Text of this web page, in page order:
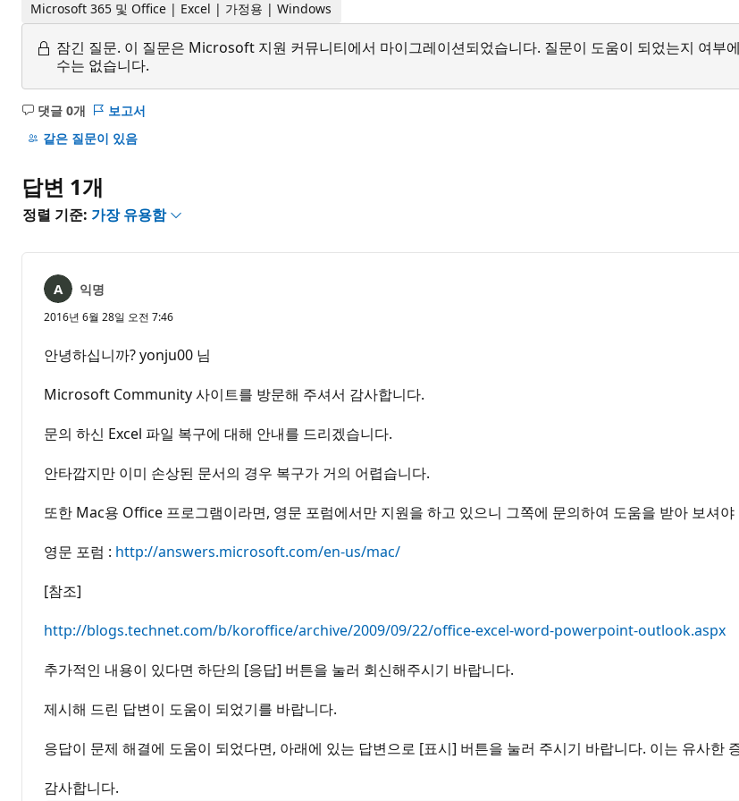
Microsoft 365 및 Office | Excel | 가정용 | Windows
잠긴 질문. 이 질문은 Microsoft 지원 커뮤니티에서 마이그레이션되었습니다. 질문이 도움이 되었는지 여부
수는 없습니다.
댓글 0개
설
명
음
보고서
같은 질문이 있음
답변 1개
정렬 기준: 가장 유용함
익명
2016년 6월 28일 오전 7:46
안녕하십니까? yonju00 님
Microsoft Community 사이트를 방문해 주셔서 감사합니다.
문의 하신 Excel 파일 복구에 대해 안내를 드리겠습니다.
안타깝지만 이미 손상된 문서의 경우 복구가 거의 어렵습니다.
또한 Mac용 Office 프로그램이라면, 영문 포럼에서만 지원을 하고 있으니 그쪽에 문의하여 도움을 받아 보셔야
영문 포럼 : http://answers.microsoft.com/en-us/mac/
[참조]
http://blogs.technet.com/b/koroffice/archive/2009/09/22/office-excel-word-powerpoint-outlook.aspx
추가적인 내용이 있다면 하단의 [응답] 버튼을 눌러 회신해주시기 바랍니다.
제시해 드린 답변이 도움이 되었기를 바랍니다.
응답이 문제 해결에 도움이 되었다면, 아래에 있는 답변으로 [표시] 버튼을 눌러 주시기 바랍니다. 이는 유사한
감사합니다.